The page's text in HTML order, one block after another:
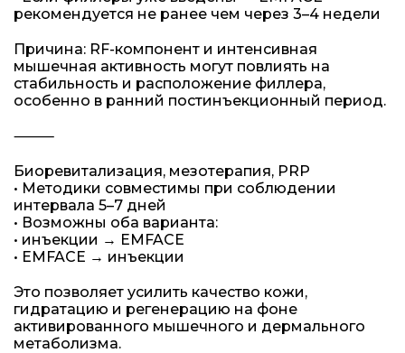
рекомендуется не ранее чем через 3–4 недели
Причина: RF-компонент и интенсивная
мышечная активность могут повлиять на
стабильность и расположение филлера,
особенно в ранний постинъекционный период.
⸻
Биоревитализация, мезотерапия, PRP
• Методики совместимы при соблюдении
интервала 5–7 дней
• Возможны оба варианта:
• инъекции → EMFACE
• EMFACE → инъекции
Это позволяет усилить качество кожи,
гидратацию и регенерацию на фоне
активированного мышечного и дермального
метаболизма.